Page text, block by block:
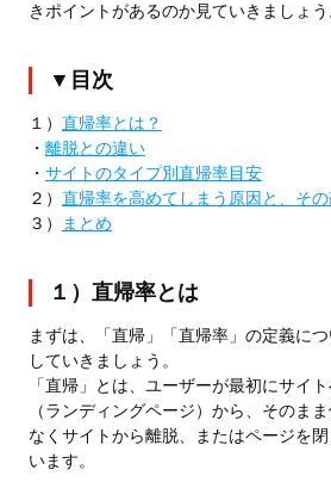
きポイントがあるのか見ていきましょう
▼目次
１） 直帰率とは？
・ 離脱との違い
・ サイトのタイプ別直帰率目安
２） 直帰率を高めてしまう原因と、そ
３）
まとめ
１）直帰率とは
まずは、「直帰」「直帰率」の定義に
していきましょう。
「直帰」とは、ユーザーが最初にサイ
（ランディングページ）から、そのま
なくサイトから離脱、またはページを
います。